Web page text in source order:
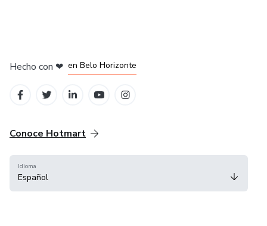
Hecho con ❤ en Belo Horizonte
Conoce Hotmart
Idioma
Español